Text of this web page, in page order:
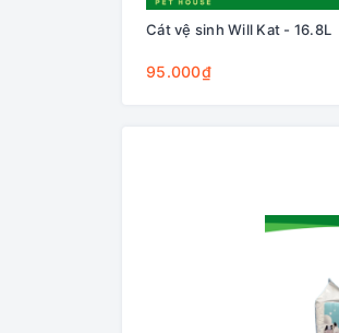
Cát vệ sinh Will Kat - 16.8L
95.000₫